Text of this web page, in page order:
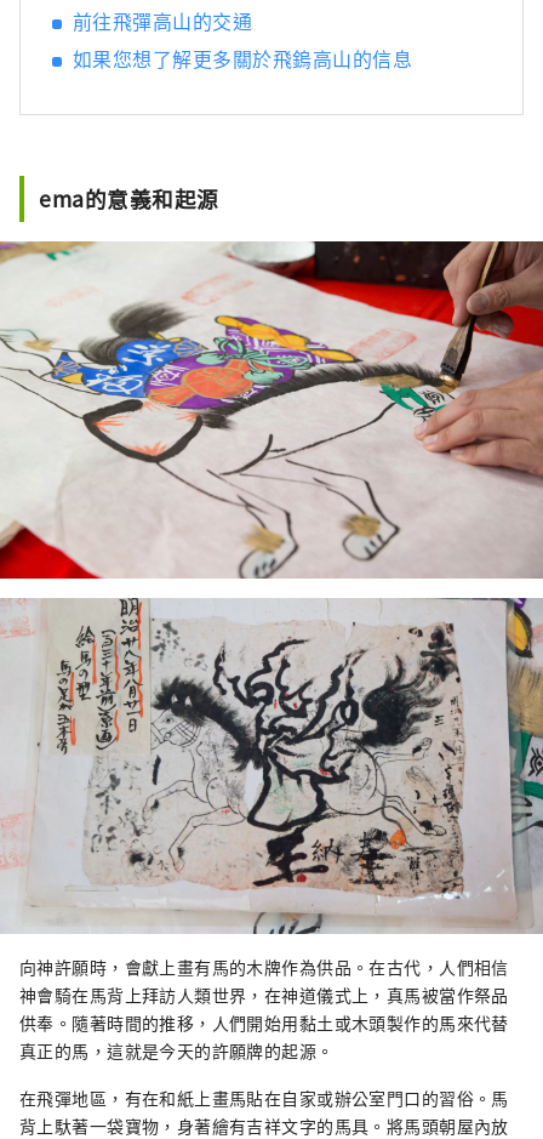
前往飛彈高山的交通
如果您想了解更多關於飛鎢高山的信息
ema的意義和起源
向神許願時，會獻上畫有馬的木牌作為供品。在古代，人們相信
神會騎在馬背上拜訪人類世界，在神道儀式上，真馬被當作祭品
供奉。隨著時間的推移，人們開始用黏土或木頭製作的馬來代替
真正的馬，這就是今天的許願牌的起源。
在飛彈地區，有在和紙上畫馬貼在自家或辦公室門口的習俗。馬
背上馱著一袋寶物，身著繪有吉祥文字的馬具。將馬頭朝屋內放